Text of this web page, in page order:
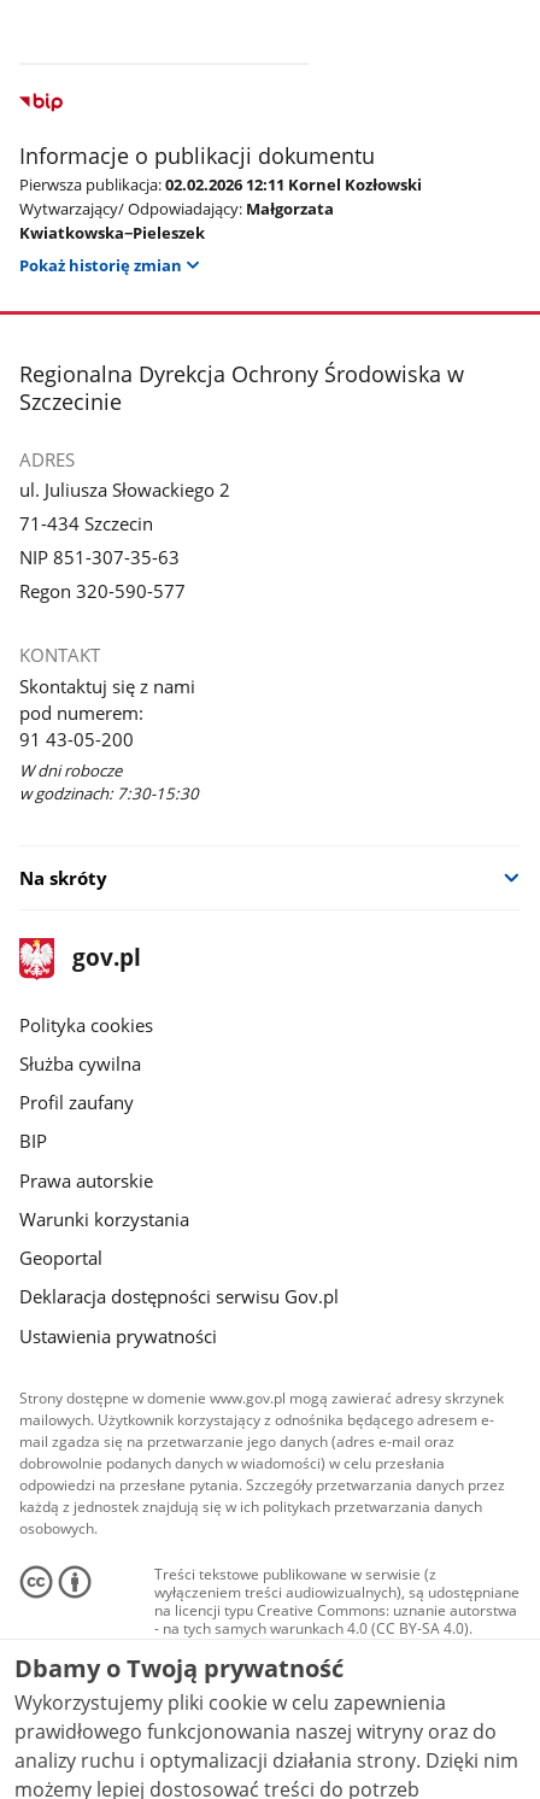
Informacje o publikacji dokumentu
Pierwsza publikacja:02.02.2026 12:11 Kornel Kozłowski
Wytwarzający/ Odpowiadający: Małgorzata
Kwiatkowska−Pieleszek
Pokaż historię zmian
stopka
Regionalna Dyrekcja Ochrony Środowiska w
Szczecinie
ADRES
ul. Juliusza Słowackiego 2
71-434 Szczecin
NIP 851-307-35-63
Regon 320-590-577
KONTAKT
Skontaktuj się z nami
pod numerem:
91 43-05-200
W dni robocze
w godzinach: 7:30-15:30
Na skróty
stopka
gov.pl
Strona
gov.pl
gov.pl
Polityka cookies
Służba cywilna
Profil zaufany
BIP
Prawa autorskie
Warunki korzystania
Geoportal
Deklaracja dostępności serwisu Gov.pl
Ustawienia prywatności
Strony dostępne w domenie www.gov.pl mogą zawierać adresy skrzynek
mailowych. Użytkownik korzystający z odnośnika będącego adresem e-
mail zgadza się na przetwarzanie jego danych (adres e-mail oraz
dobrowolnie podanych danych w wiadomości) w celu przesłania
odpowiedzi na przesłane pytania. Szczegóły przetwarzania danych przez
każdą z jednostek znajdują się w ich politykach przetwarzania danych
osobowych.
Treści tekstowe publikowane w serwisie (z
wyłączeniem treści audiowizualnych), są udostępniane
na licencji typu Creative Commons: uznanie autorstwa
- na tych samych warunkach 4.0 (CC BY-SA 4.0).
Materiały audiowizualne, w tym zdjęcia, materiały
audio i wideo, są udostępniane na licencji typu
Creative Commons: uznanie autorstwa użycie
niekomercyjne - bez utworów zależnych 4.0 (CC BY-
NC-ND 4.0), o ile nie jest to stwierdzone inaczej.
Dbamy o Twoją prywatność
Wykorzystujemy pliki cookie w celu zapewnienia
prawidłowego funkcjonowania naszej witryny oraz do
analizy ruchu i optymalizacji działania strony. Dzięki nim
możemy lepiej dostosować treści do potrzeb